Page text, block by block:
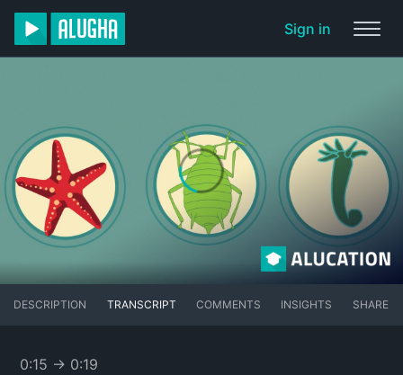
Sign in
DESCRIPTION TRANSCRIPT COMMENTS INSIGHTS SHARE
0:15 → 0:19